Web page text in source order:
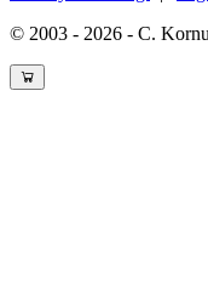
© 2003 - 2026 - C.